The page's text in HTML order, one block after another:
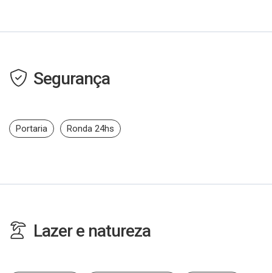
Segurança
Portaria Ronda 24hs
Lazer e natureza